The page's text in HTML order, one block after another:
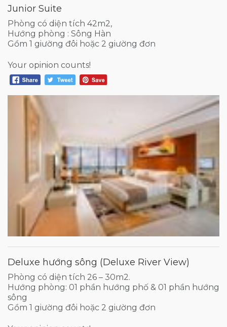
Junior Suite
Phòng có diện tích 42m2,
Hướng phòng : Sông Hàn
Gồm 1 giường đôi hoặc 2 giường đơn
Your opinion counts!
Deluxe hướng sông (Deluxe River View)
Phòng có diện tích 26 – 30m2.
Hướng phòng: 01 phần hướng phố & 01 phần hướng
sông
Gồm 1 giường đôi hoặc 2 giường đơn